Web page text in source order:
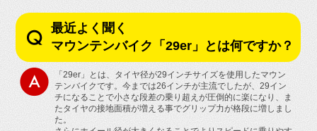
最近よく聞く
マウンテンバイク「29er」とは何ですか？
「29er」とは、タイヤ径が29インチサイズを使用したマウン
テンバイクです。今までは26インチが主流でしたが、29イン
チになることで小さな段差の乗り超えが圧倒的に楽になり、ま
たタイヤの接地面積が増える事でグリップ力が格段に増しまし
た。